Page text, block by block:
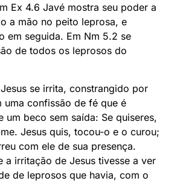
Ex 4.6 Javé mostra seu poder a
a mão no peito leprosa, e
em seguida. Em Nm 5.2 se
de todos os leprosos do
se irrita, constrangido por
uma confissão de fé que é
um beco sem saída: Se quiseres,
Jesus quis, tocou-o e o curou;
com ele de sua presença.
a irritação de Jesus tivesse a ver
de leprosos que havia, com o